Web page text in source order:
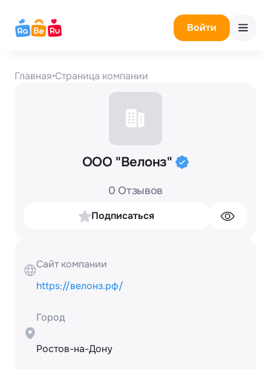
Войти
Главная•Страница компании
ООО "Велонз"
0 Отзывов
Подписаться
Сайт компании
https://велонз.рф/
Город
Ростов-на-Дону